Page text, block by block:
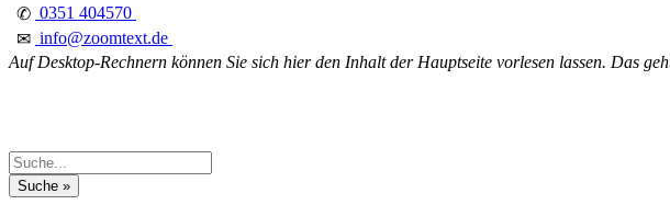
✆ 0351 404570
✉ info@zoomtext.de
Auf Desktop-Rechnern können Sie sich hier den Inhalt der Hauptseite vorlesen lassen. Das